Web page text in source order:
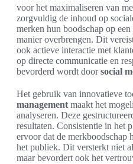
voor het maximaliseren van
zorgvuldig de inhoud op
merken hun boodschap op
manier overbrengen. Dit
ook actieve interactie met
op directe communicatie en
bevorderd wordt doorsocial
Het gebruik van innovatieve
management maakt het
analyseren. Deze
resultaten. Consistentie in het
ervoor dat de merkboodschap
het publiek. Dit versterkt niet
maar bevordert ook het